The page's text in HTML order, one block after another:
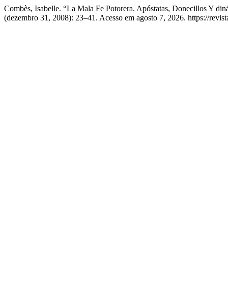
Combès, Isabelle. “La Mala Fe Potorera. Apóstatas, Donecillos Y
(dezembro 31, 2008): 23–41. Acesso em agosto 7, 2026. https://